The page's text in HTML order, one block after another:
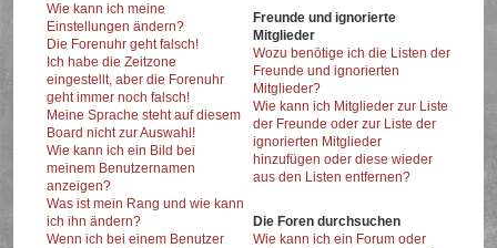
Wie kann ich meine
Einstellungen ändern?
Die Forenuhr geht falsch!
Ich habe die Zeitzone
eingestellt, aber die Forenuhr
geht immer noch falsch!
Meine Sprache steht auf diesem
Board nicht zur Auswahl!
Wie kann ich ein Bild bei
meinem Benutzernamen
anzeigen?
Was ist mein Rang und wie kann
ich ihn ändern?
Wenn ich bei einem Benutzer
Freunde und ignorierte
Mitglieder
Wozu benötige ich die Listen der
Freunde und ignorierten
Mitglieder?
Wie kann ich Mitglieder zur Liste
der Freunde oder zur Liste der
ignorierten Mitglieder
hinzufügen oder diese wieder
aus den Listen entfernen?
Die Foren durchsuchen
Wie kann ich ein Forum oder